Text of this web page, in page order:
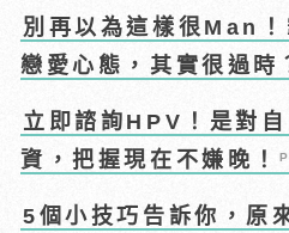
別再以為這樣很Man
戀愛心態，其實很過時
立即諮詢HPV！是對
資，把握現在不嫌晚！
5個小技巧告訴你，原